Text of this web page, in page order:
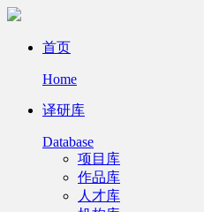
首页
Home
译研库
Database
项目库
作品库
人才库